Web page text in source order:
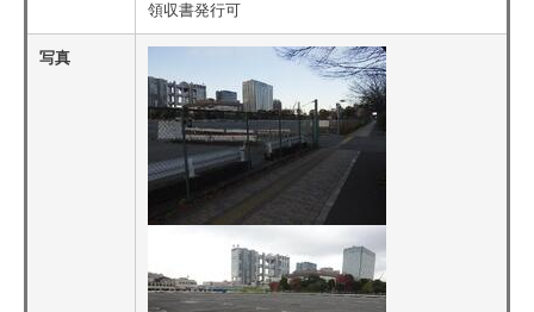
領収書発行可
写真